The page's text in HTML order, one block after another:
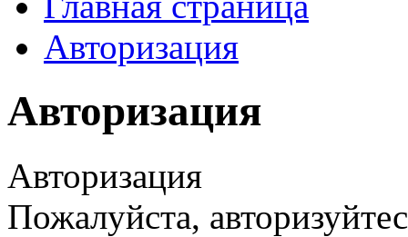
Авторизация
Авторизация
Авторизация
Пожалуйста,